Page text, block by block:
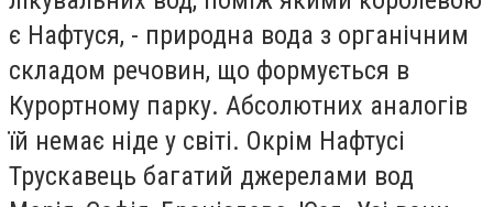
є Нафтуся, - природна вода з органічним
складом речовин, що формується в
Курортному парку. Абсолютних аналогів
їй немає ніде у світі. Окрім Нафтусі
Трускавець багатий джерелами вод